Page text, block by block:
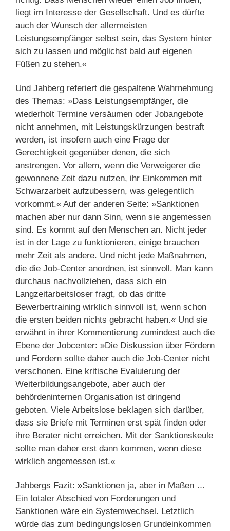
liegt im Interesse der Gesellschaft. Und es dürfte
auch der Wunsch der allermeisten
Leistungsempfänger selbst sein, das System hinter
sich zu lassen und möglichst bald auf eigenen
Füßen zu stehen.«
Und Jahberg referiert die gespaltene Wahrnehmung
des Themas: »Dass Leistungsempfänger, die
wiederholt Termine versäumen oder Jobangebote
nicht annehmen, mit Leistungskürzungen bestraft
werden, ist insofern auch eine Frage der
Gerechtigkeit gegenüber denen, die sich
anstrengen. Vor allem, wenn die Verweigerer die
gewonnene Zeit dazu nutzen, ihr Einkommen mit
Schwarzarbeit aufzubessern, was gelegentlich
vorkommt.« Auf der anderen Seite: »Sanktionen
machen aber nur dann Sinn, wenn sie angemessen
sind. Es kommt auf den Menschen an. Nicht jeder
ist in der Lage zu funktionieren, einige brauchen
mehr Zeit als andere. Und nicht jede Maßnahmen,
die die Job-Center anordnen, ist sinnvoll. Man kann
durchaus nachvollziehen, dass sich ein
Langzeitarbeitsloser fragt, ob das dritte
Bewerbertraining wirklich sinnvoll ist, wenn schon
die ersten beiden nichts gebracht haben.« Und sie
erwähnt in ihrer Kommentierung zumindest auch die
Ebene der Jobcenter: »Die Diskussion über Fördern
und Fordern sollte daher auch die Job-Center nicht
verschonen. Eine kritische Evaluierung der
Weiterbildungsangebote, aber auch der
behördeninternen Organisation ist dringend
geboten. Viele Arbeitslose beklagen sich darüber,
dass sie Briefe mit Terminen erst spät finden oder
ihre Berater nicht erreichen. Mit der Sanktionskeule
sollte man daher erst dann kommen, wenn diese
wirklich angemessen ist.«
Jahbergs Fazit: »Sanktionen ja, aber in Maßen …
Ein totaler Abschied von Forderungen und
Sanktionen wäre ein Systemwechsel. Letztlich
würde das zum bedingungslosen Grundeinkommen